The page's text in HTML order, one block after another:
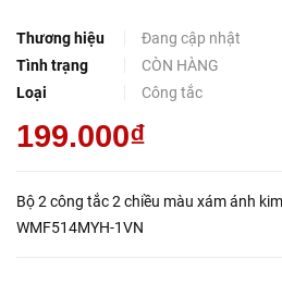
Thương hiệu
Đang cập nhật
Tình trạng
CÒN HÀNG
Loại
Công tắc
199.000₫
Bộ 2 công tắc 2 chiều màu xám ánh
WMF514MYH-1VN